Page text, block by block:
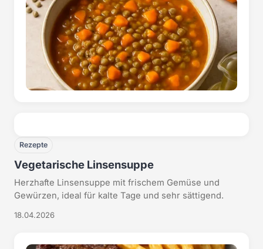
Rezepte
Vegetarische Linsensuppe
Herzhafte Linsensuppe mit frischem Gemüse und
Gewürzen, ideal für kalte Tage und sehr sättigend.
18.04.2026